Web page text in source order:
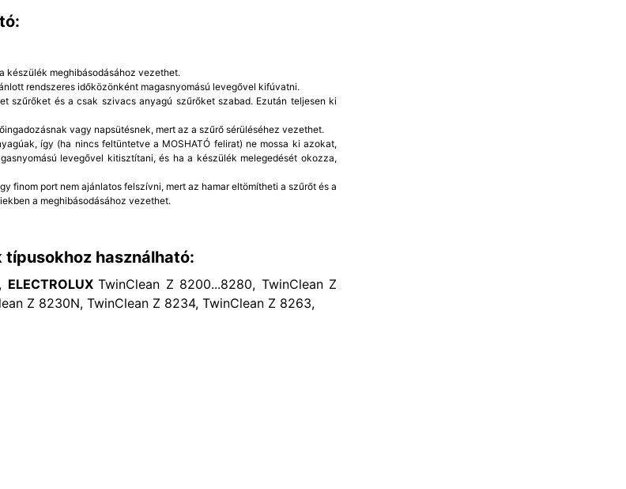
készülék meghibásodásához vezethet.
rendszeres időközönként magasnyomású levegővel kifúvatni.
szűrőket és a csak szivacs anyagú szűrőket szabad. Ezután teljesen ki
vagy napsütésnek, mert az a szűrő sérüléséhez vezethet.
így (ha nincs feltüntetve a MOSHATÓ felirat) ne mossa ki azokat,
levegővel kitisztítani, és ha a készülék melegedését okozza,
finom port nem ajánlatos felszívni, mert az hamar eltömítheti a szűrőt és a
a meghibásodásához vezethet.
használható:
ELECTROLUXTwinClean Z 8200...8280, TwinClean Z
Z 8230N, TwinClean Z 8234, TwinClean Z 8263,